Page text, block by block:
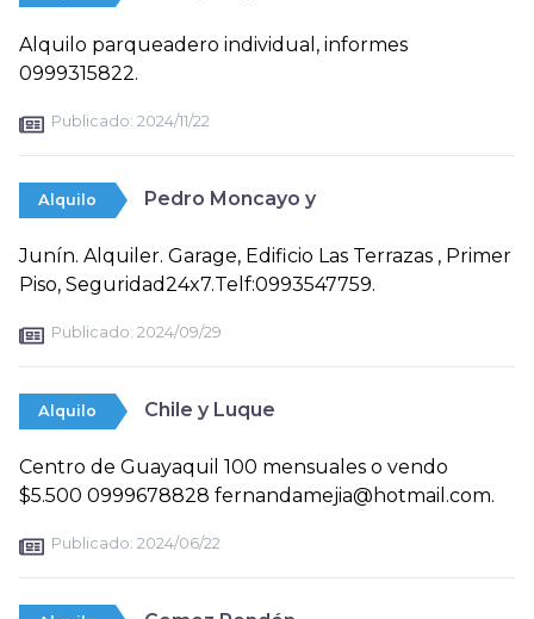
Alquilo parqueadero individual, informes
0999315822.
Publicado: 2024/11/22
Alquilo Pedro Moncayo y
Junín. Alquiler. Garage, Edificio Las Terrazas , Primer
Piso, Seguridad24x7.Telf:0993547759.
Publicado: 2024/09/29
Alquilo Chile y Luque
Centro de Guayaquil 100 mensuales o vendo
$5.500 0999678828 fernandamejia@hotmail.com.
Publicado: 2024/06/22